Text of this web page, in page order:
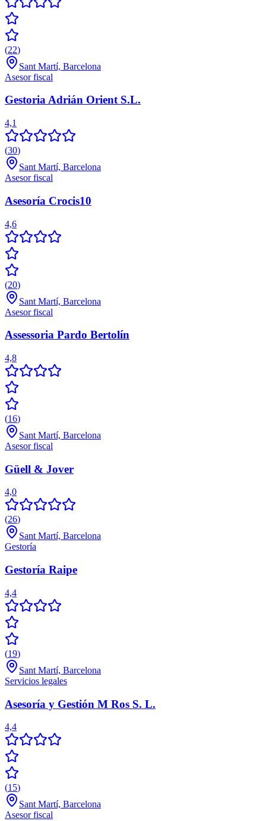
(22)
Sant Martí, Barcelona
Asesor fiscal
Gestoria Adrián Orient S.L.
4,1
(30)
Sant Martí, Barcelona
Asesor fiscal
Asesoría Crocis10
4,6
(20)
Sant Martí, Barcelona
Asesor fiscal
Assessoria Pardo Bertolín
4,8
(16)
Sant Martí, Barcelona
Asesor fiscal
Güell & Jover
4,0
(26)
Sant Martí, Barcelona
Gestoría
Gestoría Raipe
4,4
(19)
Sant Martí, Barcelona
Servicios legales
Asesoría y Gestión M Ros S. L.
4,4
(15)
Sant Martí, Barcelona
Asesor fiscal